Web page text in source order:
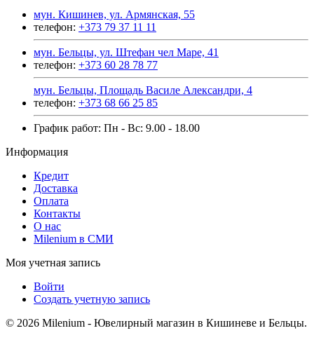
мун. Кишинев, ул. Армянская, 55
телефон: +373 79 37 11 11
мун. Бельцы, ул. Штефан чел Маре, 41
телефон: +373 60 28 78 77
мун. Бельцы, Площадь Василе Александри, 4
телефон: +373 68 66 25 85
График работ: Пн - Вс: 9.00 - 18.00
Информация
Кредит
Доставка
Оплата
Контакты
О нас
Milenium в СМИ
Моя учетная запись
Войти
Создать учетную запись
© 2026 Milenium - Ювелирный магазин в Кишиневе и Бельцы.